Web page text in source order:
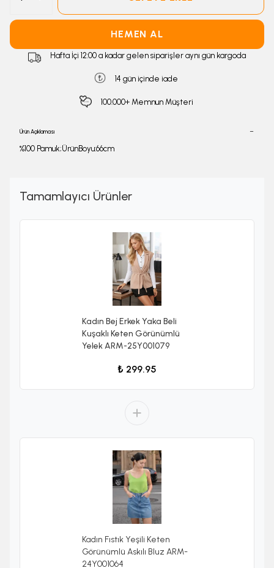
HEMEN AL
Hafta İçi 12:00 a kadar gelen siparişler aynı gün kargoda
14 gün içinde iade
100.000+ Memnun Müşteri
Ürün Açıklaması
%100 Pamuk;ÜrünBoyu:66cm
Tamamlayıcı Ürünler
Kadın Bej Erkek Yaka Beli
Kuşaklı Keten Görünümlü
Yelek ARM-25Y001079
₺ 299.95
Kadın Fıstık Yeşili Keten
Görünümlü Askılı Bluz ARM-
24Y001064